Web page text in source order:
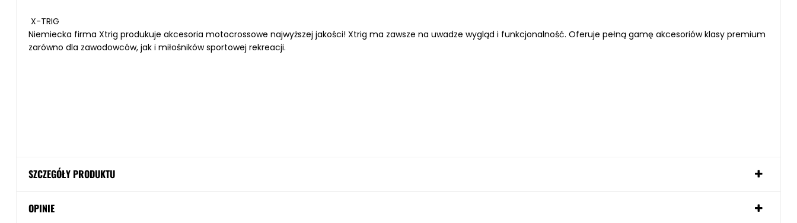
X-TRIG
Niemiecka firma Xtrig produkuje akcesoria motocrossowe najwyższej jakości! Xtrig ma zawsze na uwadze wygląd i funkcjonalność. Oferuje pełną gamę akcesoriów klasy premium
zarówno dla zawodowców, jak i miłośników sportowej rekreacji.
SZCZEGÓŁY PRODUKTU
OPINIE